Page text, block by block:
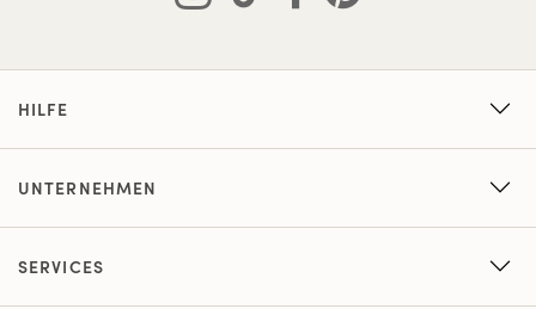
HILFE
UNTERNEHMEN
SERVICES